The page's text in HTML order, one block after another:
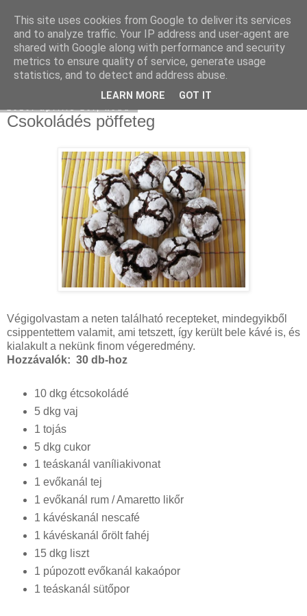
Moha Konyha
Csokoládés pöffeteg
Végigolvastam a neten található recepteket, mindegyikből
csippentettem valamit, ami tetszett, így került bele kávé is, és
kialakult a nekünk finom végeredmény.
Hozzávalók: 30 db-hoz
10 dkg étcsokoládé
5 dkg vaj
1 tojás
5 dkg cukor
1 teáskanál vaníliakivonat
1 evőkanál tej
1 evőkanál rum / Amaretto likőr
1 kávéskanál nescafé
1 kávéskanál őrölt fahéj
15 dkg liszt
1 púpozott evőkanál kakaópor
1 teáskanál sütőpor
This site uses cookies from Google to deliver its services
and to analyze traffic. Your IP address and user-agent are
shared with Google along with performance and security
metrics to ensure quality of service, generate usage
statistics, and to detect and address abuse.
LEARN MORE GOT IT